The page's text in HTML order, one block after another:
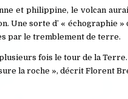
et philippine, le volcan
Une sorte d’ «
par le tremblement de terre.
fois le tour de la
la roche », décrit Florent